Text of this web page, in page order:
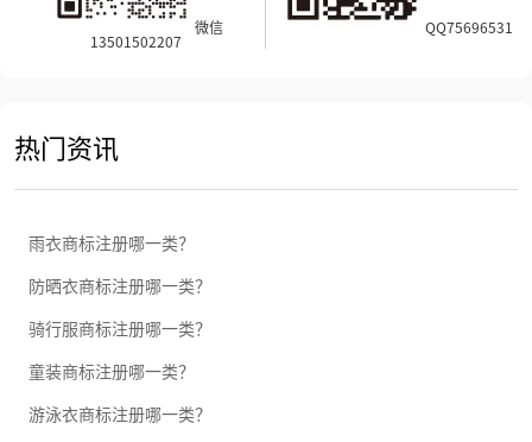
微信
13501502207
QQ75696531
热门资讯
雨衣商标注册哪一类？
防晒衣商标注册哪一类？
骑行服商标注册哪一类？
童装商标注册哪一类？
游泳衣商标注册哪一类？